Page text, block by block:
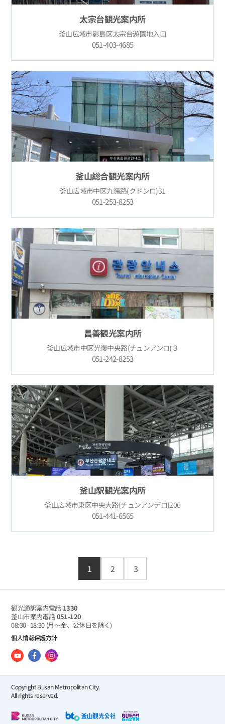
太宗台観光案内所
釜山広域市影島区太宗台遊園地入口
051-403-4685
釜山総合観光案内所
釜山広域市中区九徳路(クドンロ)31
051-253-8253
昌善観光案内所
釜山広域市中区光復中央路(チュンアンロ)３
051-242-8253
釜山駅観光案内所
釜山広域市東区中央大路(チュンアンデロ)206
051-441-6565
1 2 3
観光通訳案内電話 1330
釜山市案内電話051-120
08:30 - 18:30 (月～金、公休日を除く)
個人情報保護方針
Copyright Busan Metropolitan City.
All rights reserved.